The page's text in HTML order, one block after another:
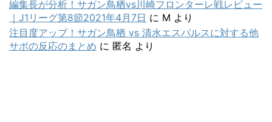
編集長が分析！サガン鳥栖vs川崎フロンターレ戦レビュー
｜J1リーグ第8節2021年4月7日 に M より
注目度アップ！サガン鳥栖 vs 清水エスパルスに対する他
サポの反応のまとめ に 匿名 より